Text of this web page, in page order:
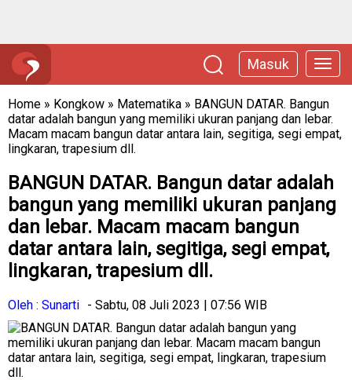
Masuk
Home » Kongkow » Matematika » BANGUN DATAR. Bangun
datar adalah bangun yang memiliki ukuran panjang dan lebar.
Macam macam bangun datar antara lain, segitiga, segi empat,
lingkaran, trapesium dll.
BANGUN DATAR. Bangun datar adalah
bangun yang memiliki ukuran panjang
dan lebar. Macam macam bangun
datar antara lain, segitiga, segi empat,
lingkaran, trapesium dll.
Oleh : Sunarti - Sabtu, 08 Juli 2023 | 07:56 WIB